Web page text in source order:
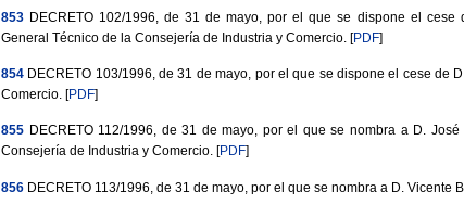
853 DECRETO 102/1996, de 31 de mayo, por el que se dispone el
General Técnico de la Consejería de Industria y Comercio. [PDF]
854 DECRETO 103/1996, de 31 de mayo, por el que se dispone el cese de
Comercio. [PDF]
855 DECRETO 112/1996, de 31 de mayo, por el que se nombra a D.
Consejería de Industria y Comercio. [PDF]
856 DECRETO 113/1996, de 31 de mayo, por el que se nombra a D. Vicente